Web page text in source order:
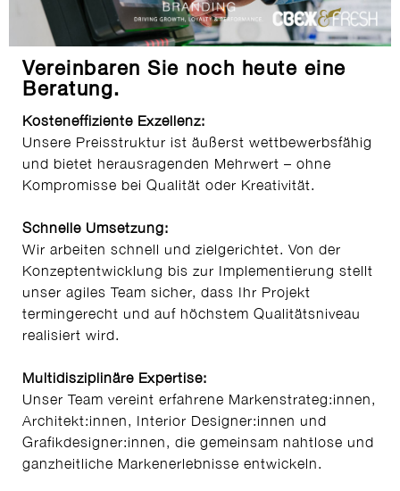
Vereinbaren Sie noch heute eine
Beratung.
Kosteneffiziente Exzellenz:
Unsere Preisstruktur ist äußerst wettbewerbsfähig
und bietet herausragenden Mehrwert – ohne
Kompromisse bei Qualität oder Kreativität.
Schnelle Umsetzung:
Wir arbeiten schnell und zielgerichtet. Von der
Konzeptentwicklung bis zur Implementierung stellt
unser agiles Team sicher, dass Ihr Projekt
termingerecht und auf höchstem Qualitätsniveau
realisiert wird.
Multidisziplinäre Expertise:
Unser Team vereint erfahrene Markenstrateg:innen,
Architekt:innen, Interior Designer:innen und
Grafikdesigner:innen, die gemeinsam nahtlose und
ganzheitliche Markenerlebnisse entwickeln.